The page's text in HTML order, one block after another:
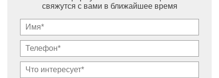
свяжутся с вами в ближайшее время